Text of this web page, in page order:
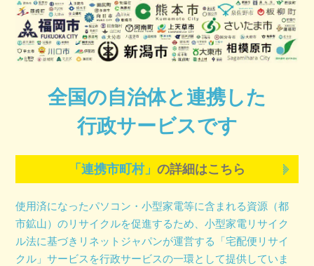
全国の自治体と連携した
行政サービスです
「連携市町村」 の詳細はこちら
使用済になったパソコン・小型家電等に含まれる資源（都
市鉱山）のリサイクルを促進するため、小型家電リサイク
ル法に基づきリネットジャパンが運営する「宅配便リサイ
クル」サービスを行政サービスの一環として提供していま